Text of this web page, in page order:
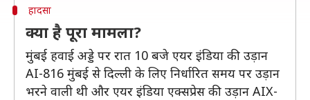
हादसा
क्या है पूरा मामला?
मुंबई हवाई अड्डे पर रात 10 बजे एयर इंडिया की उड़ान
AI-816 मुंबई से दिल्ली के लिए निर्धारित समय पर उड़ान
भरने वाली थी और एयर इंडिया एक्सप्रेस की उड़ान AIX-